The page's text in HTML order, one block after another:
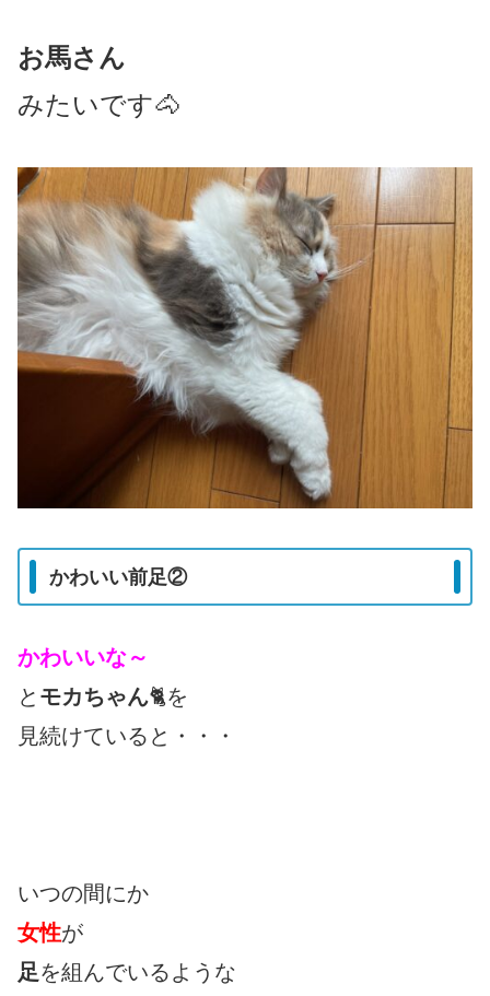
お馬さん
みたいです🐴
かわいい前足②
かわいいな～
と モカちゃん🐈を
見続けていると・・・
いつの間にか
女性が
足を組んでいるような